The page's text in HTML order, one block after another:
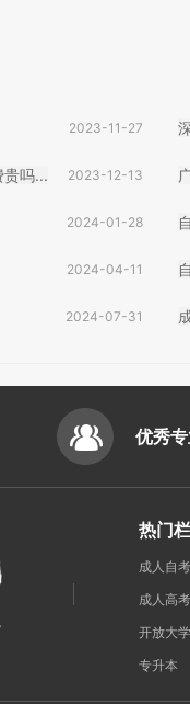
2023-11-27
贵吗... 2023-12-13
2024-01-28
2024-04-11
2024-07-31
优秀
热门
成人自考
成人高考
开放大学
专升本